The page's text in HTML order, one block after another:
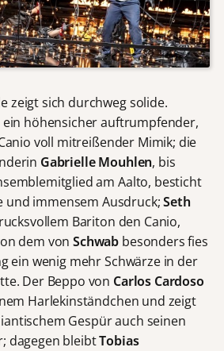
zeigt sich durchweg solide.
höhensicher auftrumpfender,
voll mitreißender Mimik; die
Gabrielle Mouhlen, bis
am Aalto, besticht
und immensem Ausdruck;Seth
Bariton den Canio,
dem vonSchwab besonders fies
ein wenig mehr Schwärze in der
Der Beppo von Carlos Cardoso
Harlekinständchen und zeigt
Gespür auch seinen
dagegen bleibtTobias